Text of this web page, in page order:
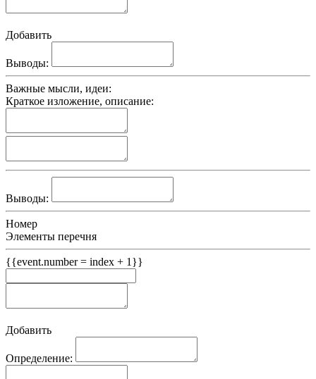
Добавить
Выводы:
Важные мысли, идеи:
Краткое изложение, описание:
Выводы:
Номер
Элементы перечня
{{event.number = index + 1}}
Добавить
Определение: